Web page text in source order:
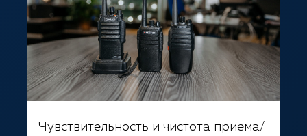
Чувствительность и чистота приема/